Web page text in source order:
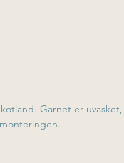
Garnet er uvasket,